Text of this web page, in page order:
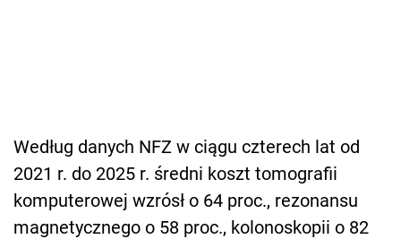
Według danych NFZ w ciągu czterech lat od
2021 r. do 2025 r. średni koszt tomografii
komputerowej wzrósł o 64 proc., rezonansu
magnetycznego o 58 proc., kolonoskopii o 82